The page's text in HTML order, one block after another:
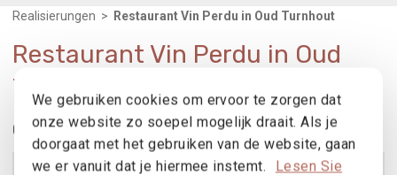
Realisierungen > Restaurant Vin Perdu in Oud Turnhout
Restaurant Vin Perdu in Oud
Turnhout
Gebruikte producten
MR 50 Produkt ansehen
We gebruiken cookies om ervoor te zorgen dat
onze website zo soepel mogelijk draait. Als je
doorgaat met het gebruiken van de website, gaan
we er vanuit dat je hiermee instemt.
Lesen Sie